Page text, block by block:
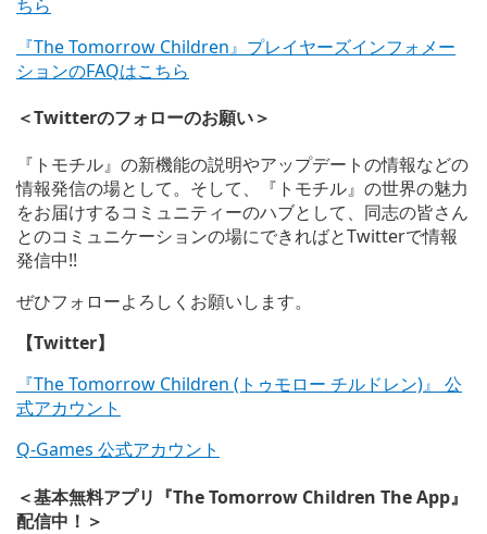
ちら
『The Tomorrow Children』プレイヤーズインフォメー
ションのFAQはこちら
＜Twitterのフォローのお願い＞
『トモチル』の新機能の説明やアップデートの情報などの
情報発信の場として。そして、『トモチル』の世界の魅力
をお届けするコミュニティーのハブとして、同志の皆さん
とのコミュニケーションの場にできればとTwitterで情報
発信中!!
ぜひフォローよろしくお願いします。
【Twitter】
『The Tomorrow Children (トゥモロー チルドレン)』 公
式アカウント
Q-Games 公式アカウント
＜基本無料アプリ『The Tomorrow Children The App』
配信中！＞